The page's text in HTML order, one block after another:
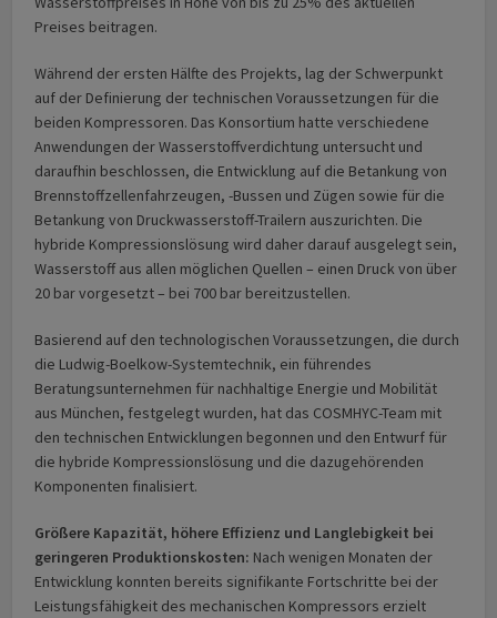
Preises beitragen.
Während der ersten Hälfte des Projekts, lag der Schwerpunkt
auf der Definierung der technischen Voraussetzungen für die
beiden Kompressoren. Das Konsortium hatte verschiedene
Anwendungen der Wasserstoffverdichtung untersucht und
daraufhin beschlossen, die Entwicklung auf die Betankung von
Brennstoffzellenfahrzeugen, -Bussen und Zügen sowie für die
Betankung von Druckwasserstoff-Trailern auszurichten. Die
hybride Kompressionslösung wird daher darauf ausgelegt sein,
Wasserstoff aus allen möglichen Quellen – einen Druck von über
20 bar vorgesetzt – bei 700 bar bereitzustellen.
Basierend auf den technologischen Voraussetzungen, die durch
die Ludwig-Boelkow-Systemtechnik, ein führendes
Beratungsunternehmen für nachhaltige Energie und Mobilität
aus München, festgelegt wurden, hat das COSMHYC-Team mit
den technischen Entwicklungen begonnen und den Entwurf für
die hybride Kompressionslösung und die dazugehörenden
Komponenten finalisiert.
Größere Kapazität, höhere Effizienz und Langlebigkeit bei
geringeren Produktionskosten: Nach wenigen Monaten der
Entwicklung konnten bereits signifikante Fortschritte bei der
Leistungsfähigkeit des mechanischen Kompressors erzielt